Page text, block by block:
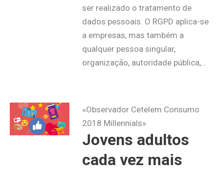
ser realizado o tratamento de
dados pessoais. O RGPD aplica-se
a empresas, mas também a
qualquer pessoa singular,
organização, autoridade pública,…
«Observador Cetelem Consumo
2018 Millennials»
Jovens adultos
cada vez mais